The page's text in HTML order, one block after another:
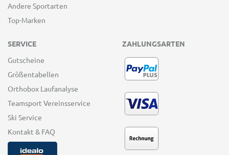
Andere Sportarten
Top-Marken
SERVICE
Gutscheine
Größentabellen
Orthobox Laufanalyse
Teamsport Vereinsservice
Ski Service
Kontakt & FAQ
ZAHLUNGSARTEN